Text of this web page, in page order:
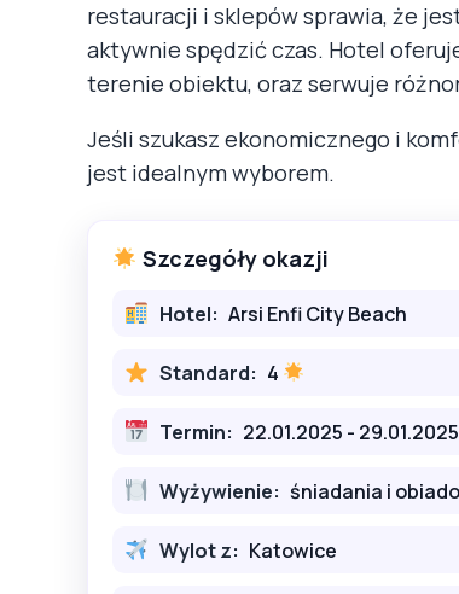
restauracji i sklepów sprawia, że
aktywnie spędzić czas. Hotel
terenie obiektu, oraz serwuje
Jeśli szukasz ekonomicznego i
jest idealnym wyborem.
Szczegóły okazji
Hotel: Arsi Enfi City Beach
Standard: 4
Termin: 22.01.2025 - 29.01.2025
Wyżywienie: śniadania i
Wylot z: Katowice